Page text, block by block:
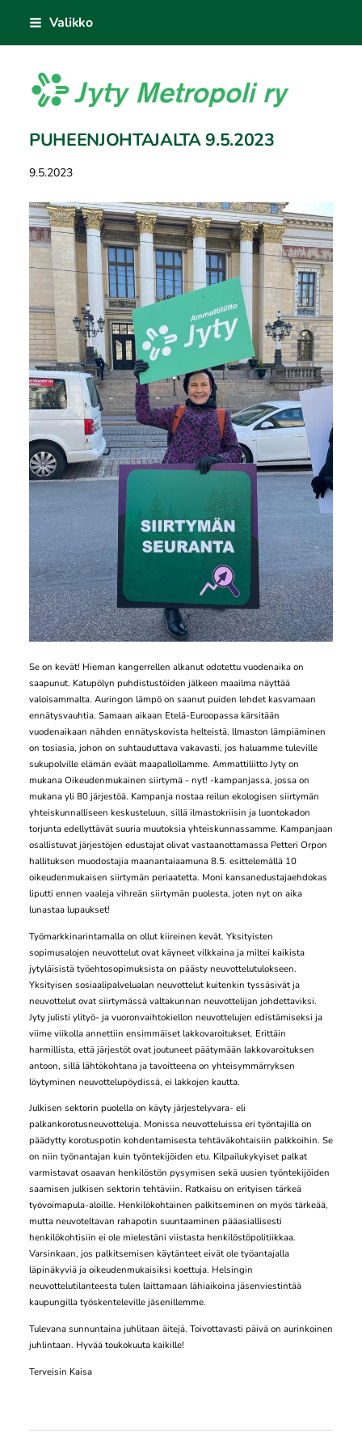
sisältöön
Valikko
Jyty Metropoli ry
PUHEENJOHTAJALTA 9.5.2023
9.5.2023
Se on kevät! Hieman kangerrellen alkanut odotettu vuodenaika on
saapunut. Katupölyn puhdistustöiden jälkeen maailma näyttää
valoisammalta. Auringon lämpö on saanut puiden lehdet kasvamaan
ennätysvauhtia. Samaan aikaan Etelä-Euroopassa kärsitään
vuodenaikaan nähden ennätyskovista helteistä. llmaston lämpiäminen
on tosiasia, johon on suhtauduttava vakavasti, jos haluamme tuleville
sukupolville elämän eväät maapallollamme. Ammattiliitto Jyty on
mukana Oikeudenmukainen siirtymä - nyt! -kampanjassa, jossa on
mukana yli 80 järjestöä. Kampanja nostaa reilun ekologisen siirtymän
yhteiskunnalliseen keskusteluun, sillä ilmastokriisin ja luontokadon
torjunta edellyttävät suuria muutoksia yhteiskunnassamme. Kampanjaan
osallistuvat järjestöjen edustajat olivat vastaanottamassa Petteri Orpon
hallituksen muodostajia maanantaiaamuna 8.5. esittelemällä 10
oikeudenmukaisen siirtymän periaatetta. Moni kansanedustajaehdokas
liputti ennen vaaleja vihreän siirtymän puolesta, joten nyt on aika
lunastaa lupaukset!
Työmarkkinarintamalla on ollut kiireinen kevät. Yksityisten
sopimusalojen neuvottelut ovat käyneet vilkkaina ja miltei kaikista
jytyläisistä työehtosopimuksista on päästy neuvottelutulokseen.
Yksityisen sosiaalipalvelualan neuvottelut kuitenkin tyssäsivät ja
neuvottelut ovat siirtymässä valtakunnan neuvottelijan johdettaviksi.
Jyty julisti ylityö- ja vuoronvaihtokiellon neuvottelujen edistämiseksi ja
viime viikolla annettiin ensimmäiset lakkovaroitukset. Erittäin
harmillista, että järjestöt ovat joutuneet päätymään lakkovaroituksen
antoon, sillä lähtökohtana ja tavoitteena on yhteisymmärryksen
löytyminen neuvottelupöydissä, ei lakkojen kautta.
Julkisen sektorin puolella on käyty järjestelyvara- eli
palkankorotusneuvotteluja. Monissa neuvotteluissa eri työntajilla on
päädytty korotuspotin kohdentamisesta tehtäväkohtaisiin palkkoihin. Se
on niin työnantajan kuin työntekijöiden etu. Kilpailukykyiset palkat
varmistavat osaavan henkilöstön pysymisen sekä uusien työntekijöiden
saamisen julkisen sektorin tehtäviin. Ratkaisu on erityisen tärkeä
työvoimapula-aloille. Henkilökohtainen palkitseminen on myös tärkeää,
mutta neuvoteltavan rahapotin suuntaaminen pääasiallisesti
henkilökohtisiin ei ole mielestäni viistasta henkilöstöpolitiikkaa.
Varsinkaan, jos palkitsemisen käytänteet eivät ole työantajalla
läpinäkyviä ja oikeudenmukaisiksi koettuja. Helsingin
neuvottelutilanteesta tulen laittamaan lähiaikoina jäsenviestintää
kaupungilla työskenteleville jäsenillemme.
Tulevana sunnuntaina juhlitaan äitejä. Toivottavasti päivä on aurinkoinen
juhlintaan. Hyvää toukokuuta kaikille!
Terveisin Kaisa